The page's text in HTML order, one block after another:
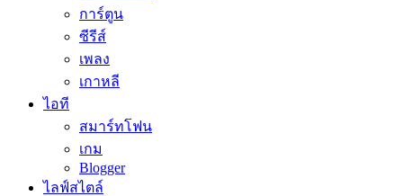
การ์ตูน
ซีรีส์
เพลง
เกาหลี
ไอที
สมาร์ทโฟน
เกม
Blogger
ไลฟ์สไตล์